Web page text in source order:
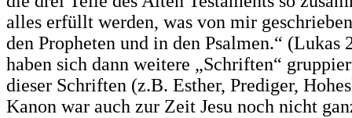
alles erfüllt werden, was von mir
den Propheten und in den Psalmen.“ (Lukas
haben sich dann weitere „Schriften“
dieser Schriften (z.B. Esther, Prediger,
Kanon war auch zur Zeit Jesu noch nicht